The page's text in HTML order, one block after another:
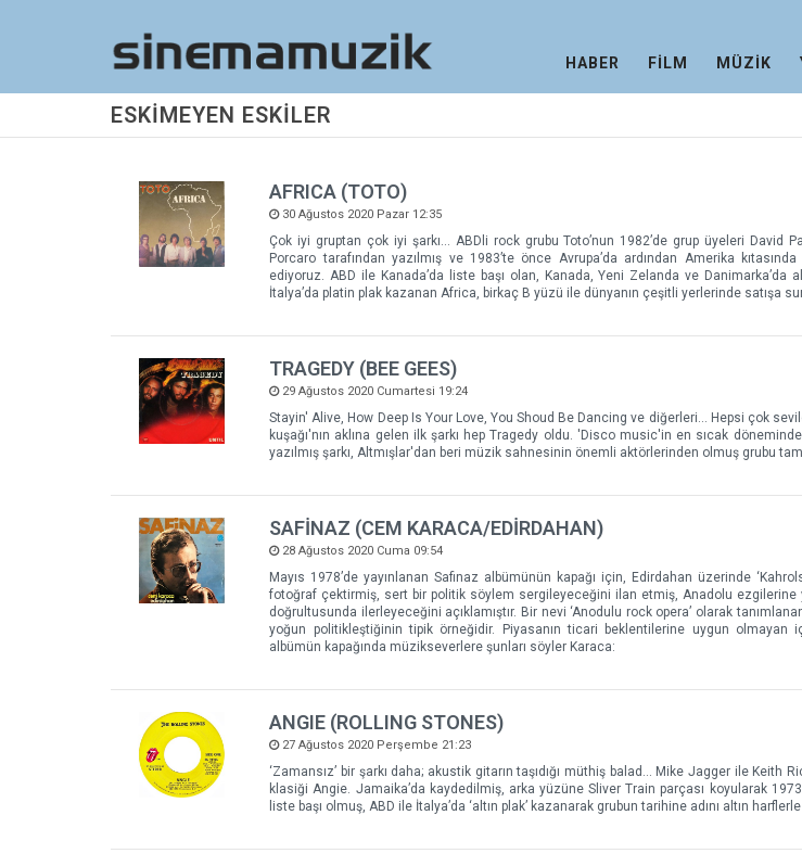
HABER FİLM MÜZİK
ESKİMEYEN ESKİLER
AFRICA (TOTO)
30 Ağustos 2020 Pazar 12:35
Çok iyi gruptan çok iyi şarkı… ABDli rock grubu Toto’nun 1982’de grup üyeleri David
Porcaro tarafından yazılmış ve 1983’te önce Avrupa’da ardından Amerika
ediyoruz. ABD ile Kanada’da liste başı olan, Kanada, Yeni Zelanda ve Danimarka’da
İtalya’da platin plak kazanan Africa, birkaç B yüzü ile dünyanın çeşitli yerlerinde satışa
TRAGEDY (BEE GEES)
29 Ağustos 2020 Cumartesi 19:24
Stayin' Alive, How Deep Is Your Love, You Shoud Be Dancing ve diğerleri... Hepsi çok
kuşağı'nın aklına gelen ilk şarkı hep Tragedy oldu. 'Disco music'in en sıcak
yazılmış şarkı, Altmışlar'dan beri müzik sahnesinin önemli aktörlerinden olmuş grubu tam
SAFİNAZ (CEM KARACA/EDİRDAHAN)
28 Ağustos 2020 Cuma 09:54
Mayıs 1978’de yayınlanan Safinaz albümünün kapağı için, Edirdahan üzerinde
fotoğraf çektirmiş, sert bir politik söylem sergileyeceğini ilan etmiş, Anadolu
doğrultusunda ilerleyeceğini açıklamıştır. Bir nevi ‘Anodulu rock opera’ olarak
yoğun politikleştiğinin tipik örneğidir. Piyasanın ticari beklentilerine uygun olmayan
albümün kapağında müzikseverlere şunları söyler Karaca:
ANGIE (ROLLING STONES)
27 Ağustos 2020 Perşembe 21:23
‘Zamansız’ bir şarkı daha; akustik gitarın taşıdığı müthiş balad… Mike Jagger ile Keith
klasiği Angie. Jamaika’da kaydedilmiş, arka yüzüne Sliver Train parçası koyularak
liste başı olmuş, ABD ile İtalya’da ‘altın plak’ kazanarak grubun tarihine adını altın harflerle